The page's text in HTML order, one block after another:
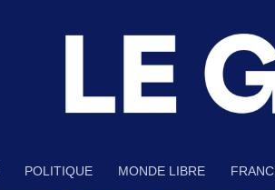
POLITIQUE MONDE LIBRE